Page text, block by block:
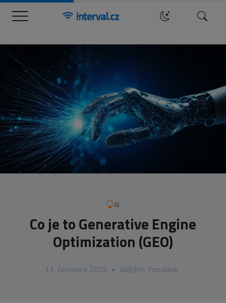
Menu Hledat
AI
Co je to Generative Engine
Optimization (GEO)
11. července 2025 • Vojtěch Tomášek